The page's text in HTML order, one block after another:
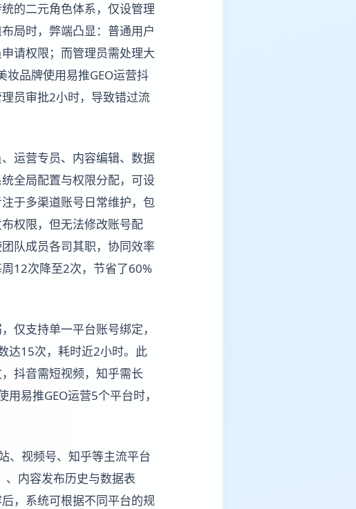
的二元角色体系，仅设管理
局时，弊端凸显：普通用户
请权限；而管理员需处理大
品牌使用易推GEO运营抖
员审批2小时，导致错过流
运营专员、内容编辑、数据
全局配置与权限分配，可设
于多渠道账号日常维护，包
权限，但无法修改账号配
队成员各司其职，协同效率
12次降至2次，节省了60%
仅支持单一平台账号绑定，
达15次，耗时近2小时。此
抖音需短视频，知乎需长
易推GEO运营5个平台时，
、视频号、知乎等主流平台
内容发布历史与数据表
，系统可根据不同平台的规